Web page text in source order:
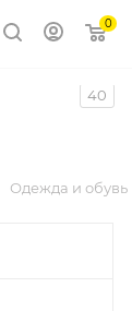
0
40
Одежда и обувь